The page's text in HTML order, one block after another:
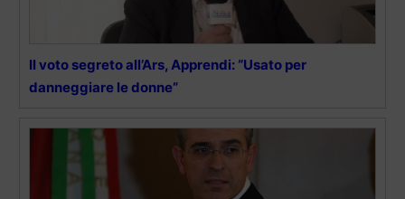
Il voto segreto all’Ars, Apprendi: “Usato per
danneggiare le donne”